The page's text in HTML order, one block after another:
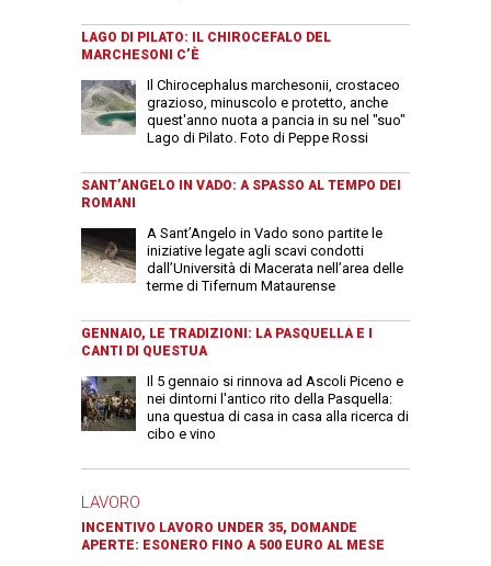
LAGO DI PILATO: IL CHIROCEFALO DEL
MARCHESONI C’È
Il Chirocephalus marchesonii, crostaceo
grazioso, minuscolo e protetto, anche
quest'anno nuota a pancia in su nel "suo"
Lago di Pilato. Foto di Peppe Rossi
SANT’ANGELO IN VADO: A SPASSO AL TEMPO DEI
ROMANI
A Sant’Angelo in Vado sono partite le
iniziative legate agli scavi condotti
dall’Università di Macerata nell’area delle
terme di Tifernum Mataurense
GENNAIO, LE TRADIZIONI: LA PASQUELLA E I
CANTI DI QUESTUA
Il 5 gennaio si rinnova ad Ascoli Piceno e
nei dintorni l'antico rito della Pasquella:
una questua di casa in casa alla ricerca di
cibo e vino
LAVORO
INCENTIVO LAVORO UNDER 35, DOMANDE
APERTE: ESONERO FINO A 500 EURO AL MESE